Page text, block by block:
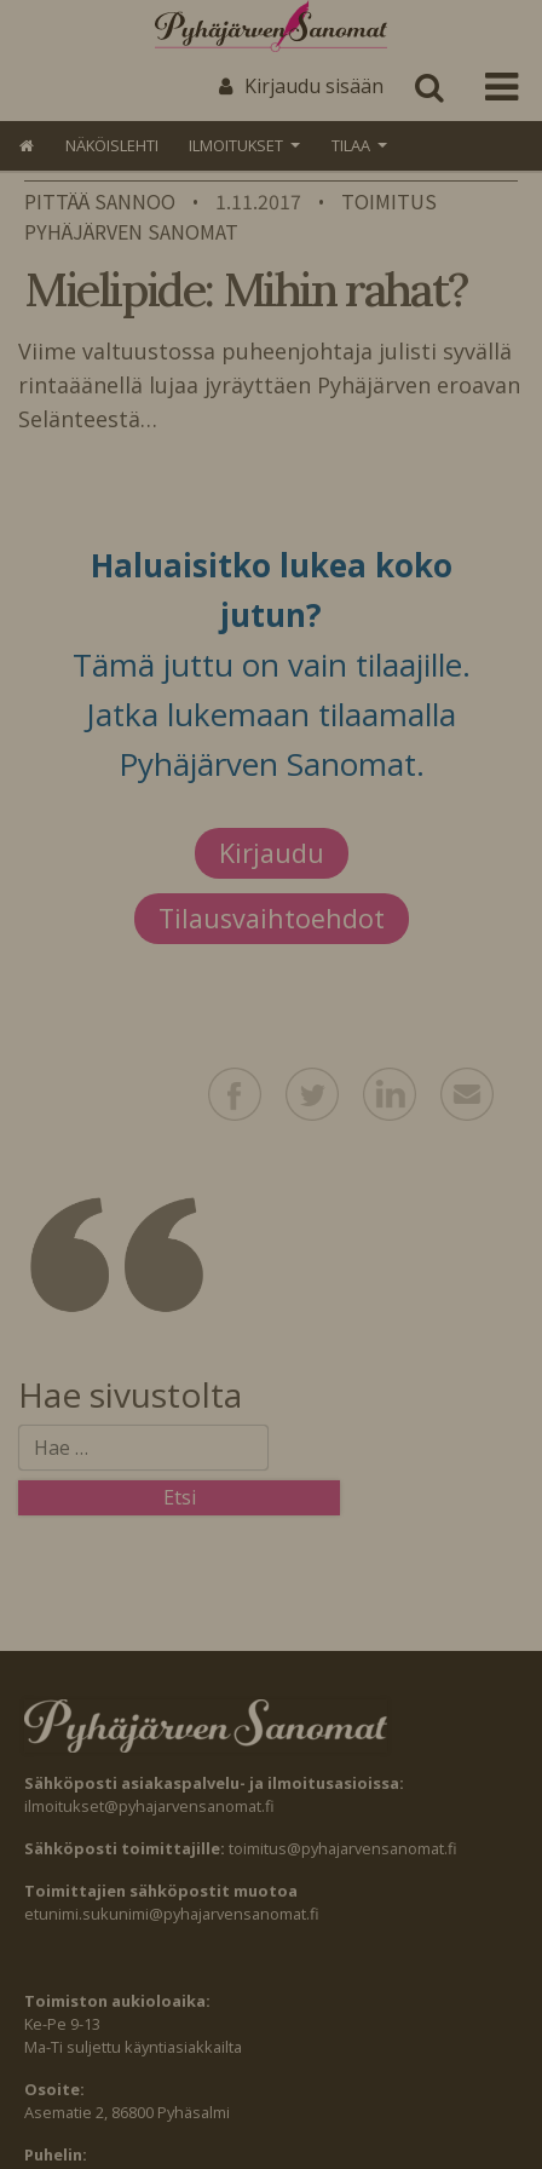
Kirjaudu sisään
NÄKÖISLEHTI ILMOITUKSET TILAA
PITTÄÄ SANNOO • 1.11.2017 •
TOIMITUS
PYHÄJÄRVEN SANOMAT
Mielipide: Mihin rahat?
Viime valtuustossa puheenjohtaja julisti syvällä
rintaäänellä lujaa jyräyttäen Pyhäjärven eroavan
Selänteestä…
Haluaisitko lukea koko
jutun?
Tämä juttu on vain tilaajille.
Jatka lukemaan tilaamalla
Pyhäjärven Sanomat.
Kirjaudu
Tilausvaihtoehdot
Hae sivustolta
Sähköposti asiakaspalvelu- ja ilmoitusasioissa:
ilmoitukset@pyhajarvensanomat.fi
Sähköposti toimittajille: toimitus@pyhajarvensanomat.fi
Toimittajien sähköpostit muotoa
etunimi.sukunimi@pyhajarvensanomat.fi
Toimiston aukioloaika:
Ke-Pe 9-13
Ma-Ti suljettu käyntiasiakkailta
Osoite:
Asematie 2, 86800 Pyhäsalmi
Puhelin: